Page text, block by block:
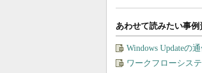
あわせて読みたい事
Windows Updateの
ワークフローシス